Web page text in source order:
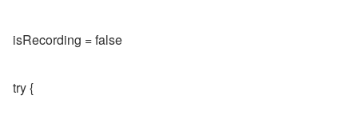
isRecording = false
try {